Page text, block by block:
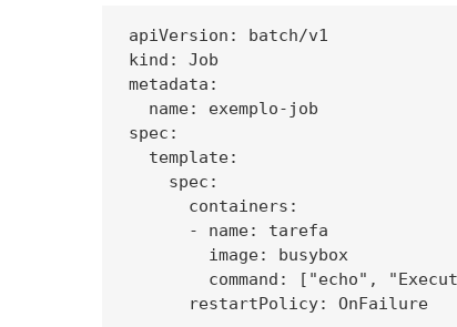
apiVersion: batch/v1
kind: Job
metadata:
  name: exemplo-job
spec:
  template:
    spec:
      containers:
      - name: tarefa
        image: busybox
command: ["echo",